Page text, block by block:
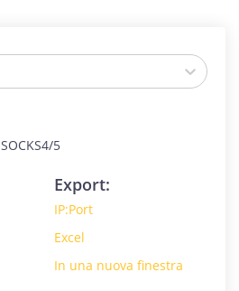
SOCKS4/5
Export:
IP:Port
Excel
In una nuova finestra